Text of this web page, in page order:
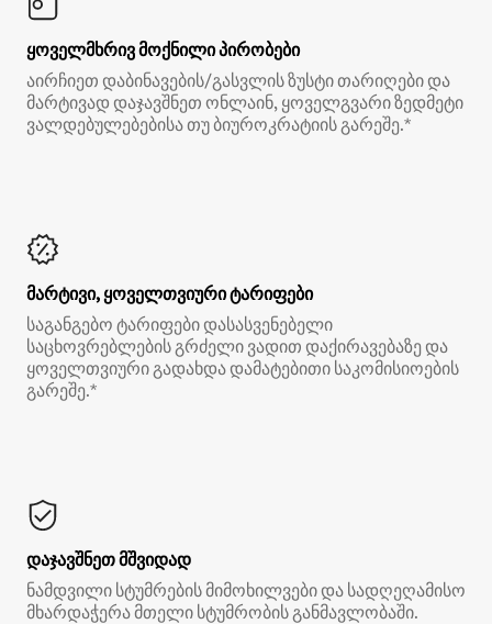
ყოველმხრივ მოქნილი პირობები
აირჩიეთ დაბინავების/გასვლის ზუსტი თარიღები და
მარტივად დაჯავშნეთ ონლაინ, ყოველგვარი ზედმეტი
ვალდებულებებისა თუ ბიუროკრატიის გარეშე.*
მარტივი, ყოველთვიური ტარიფები
საგანგებო ტარიფები დასასვენებელი
საცხოვრებლების გრძელი ვადით დაქირავებაზე და
ყოველთვიური გადახდა დამატებითი საკომისიოების
გარეშე.*
დაჯავშნეთ მშვიდად
ნამდვილი სტუმრების მიმოხილვები და სადღეღამისო
მხარდაჭერა მთელი სტუმრობის განმავლობაში.